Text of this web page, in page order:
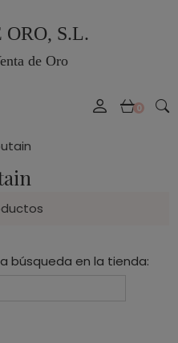
S.L.
de Oro
0
búsqueda en la tienda: